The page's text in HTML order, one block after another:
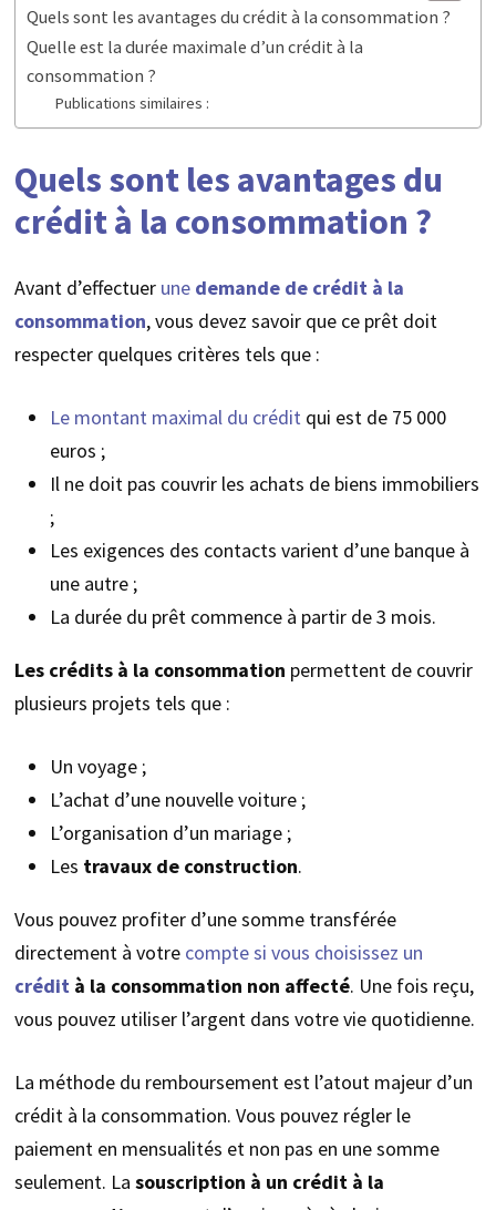
Quels sont les avantages du crédit à la consommation ?
Quelle est la durée maximale d’un crédit à la
consommation ?
Publications similaires :
Quels sont les avantages du
crédit à la consommation ?
Avant d’effectuer une demande de crédit à la
consommation, vous devez savoir que ce prêt doit
respecter quelques critères tels que :
Le montant maximal du crédit qui est de 75 000
euros ;
Il ne doit pas couvrir les achats de biens immobiliers
;
Les exigences des contacts varient d’une banque à
une autre ;
La durée du prêt commence à partir de 3 mois.
Les crédits à la consommation permettent de couvrir
plusieurs projets tels que :
Un voyage ;
L’achat d’une nouvelle voiture ;
L’organisation d’un mariage ;
Les travaux de construction.
Vous pouvez profiter d’une somme transférée
directement à votre compte si vous choisissez un
crédità la consommation non affecté. Une fois reçu,
vous pouvez utiliser l’argent dans votre vie quotidienne.
La méthode du remboursement est l’atout majeur d’un
crédit à la consommation. Vous pouvez régler le
paiement en mensualités et non pas en une somme
seulement. La souscription à un crédit à la